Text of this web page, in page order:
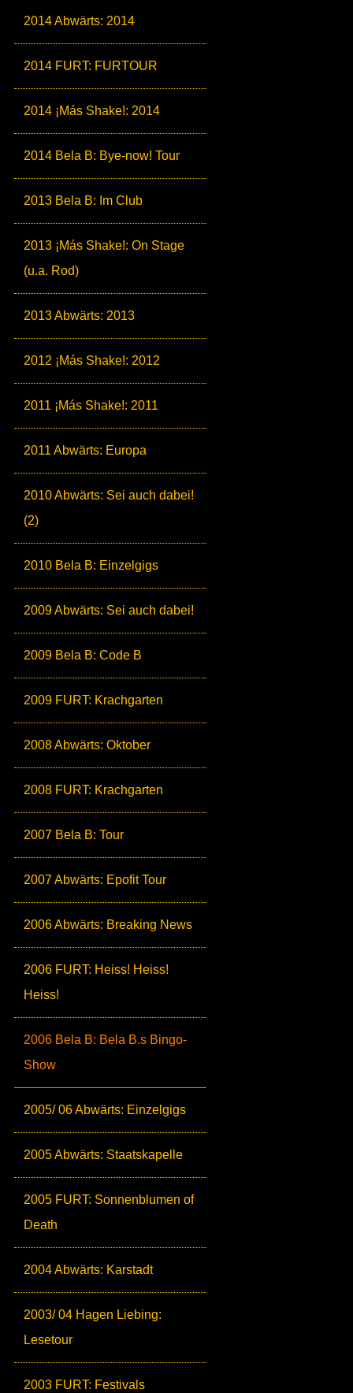
2014 Abwärts: 2014
2014 FURT: FURTOUR
2014 ¡Más Shake!: 2014
2014 Bela B: Bye-now! Tour
2013 Bela B: Im Club
2013 ¡Más Shake!: On Stage
(u.a. Rod)
2013 Abwärts: 2013
2012 ¡Más Shake!: 2012
2011 ¡Más Shake!: 2011
2011 Abwärts: Europa
2010 Abwärts: Sei auch dabei!
(2)
2010 Bela B: Einzelgigs
2009 Abwärts: Sei auch dabei!
2009 Bela B: Code B
2009 FURT: Krachgarten
2008 Abwärts: Oktober
2008 FURT: Krachgarten
2007 Bela B: Tour
2007 Abwärts: Epofit Tour
2006 Abwärts: Breaking News
2006 FURT: Heiss! Heiss!
Heiss!
2006 Bela B: Bela B.s Bingo-
Show
2005/ 06 Abwärts: Einzelgigs
2005 Abwärts: Staatskapelle
2005 FURT: Sonnenblumen of
Death
2004 Abwärts: Karstadt
2003/ 04 Hagen Liebing:
Lesetour
2003 FURT: Festivals